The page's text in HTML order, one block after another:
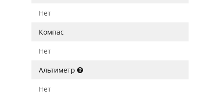
Нет
Компас
Нет
Альтиметр
Нет